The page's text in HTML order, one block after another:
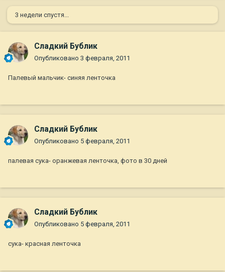
3 недели спустя...
Сладкий Бублик
Опубликовано 3 февраля, 2011
Палевый мальчик- синяя ленточка
Сладкий Бублик
Опубликовано 5 февраля, 2011
палевая сука- оранжевая ленточка, фото в 30 дней
Сладкий Бублик
Опубликовано 5 февраля, 2011
сука- красная ленточка